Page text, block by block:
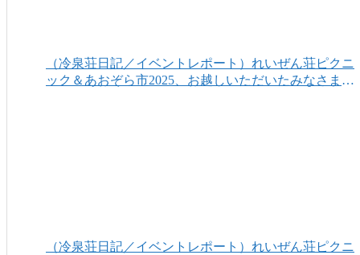
（冷泉荘日記／イベントレポート）れいぜん荘ピクニ
ック＆あおぞら市2025、お越しいただいたみなさまあ
（冷泉荘日記／イベントレポート）れいぜん荘ピクニ